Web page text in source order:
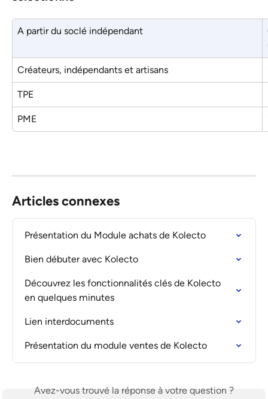
A partir du soclé indépendant
Créateurs, indépendants et artisans
TPE
PME
Articles connexes
Présentation du Module achats de Kolecto
Bien débuter avec Kolecto
Découvrez les fonctionnalités clés de Kolecto
en quelques minutes
Lien interdocuments
Présentation du module ventes de Kolecto
Avez-vous trouvé la réponse à votre question ?